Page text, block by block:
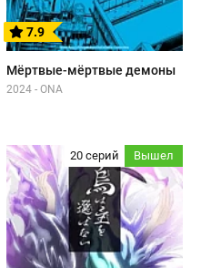
7.9
Мёртвые-мёртвые демоны
2024 - ONA
20 серий Вышел